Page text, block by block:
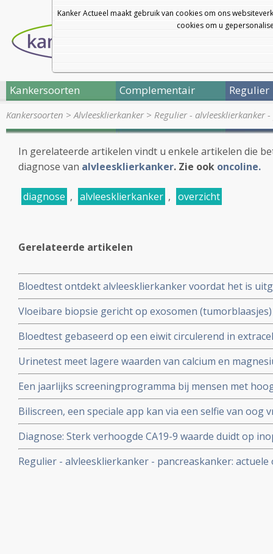
Kanker Actueel maakt gebruik van cookies om ons
cookies om u
Kankersoorten Complementair Regulier
Kankersoorten >Alvleesklierkanker> Regulier - alvleesklierkanker
In gerelateerde artikelen vindt u enkele artikelen die
diagnose van alvleesklierkanker. Zie ook oncoline.
diagnose , alvleesklierkanker , overzicht
Gerelateerde artikelen
Bloedtest ontdekt alvleesklierkanker voordat het is
protease geactiveerde nanosensor
Vloeibare biopsie gericht op exosomen
de patienten met alvleesklierkanker stadium 1 en 2 in
19-9 van gezonde mensen
Bloedtest gebaseerd op een eiwit circulerend in
procent van beginnende alvleesklierkanker in vroeg
eierstokkanker en 43 procent bij blaaskanker.
Urinetest meet lagere waarden van calcium en
koper en zink bij alvleesklierkankerpatienten in
Een jaarlijks screeningprogramma bij mensen met
ontdekt relatief veel vroegtijdig (pre-) kwaadaardige
Biliscreen, een speciale app kan via een selfie van
en aan geelzucht gerelateerde leveraandoeningen
Diagnose: Sterk verhoogde CA19-9 waarde duidt op
is diagnostisch beter dan kijkoperaties en voorkomt
dure operatieve ingrepen.
Regulier - alvleesklierkanker - pancreaskanker: